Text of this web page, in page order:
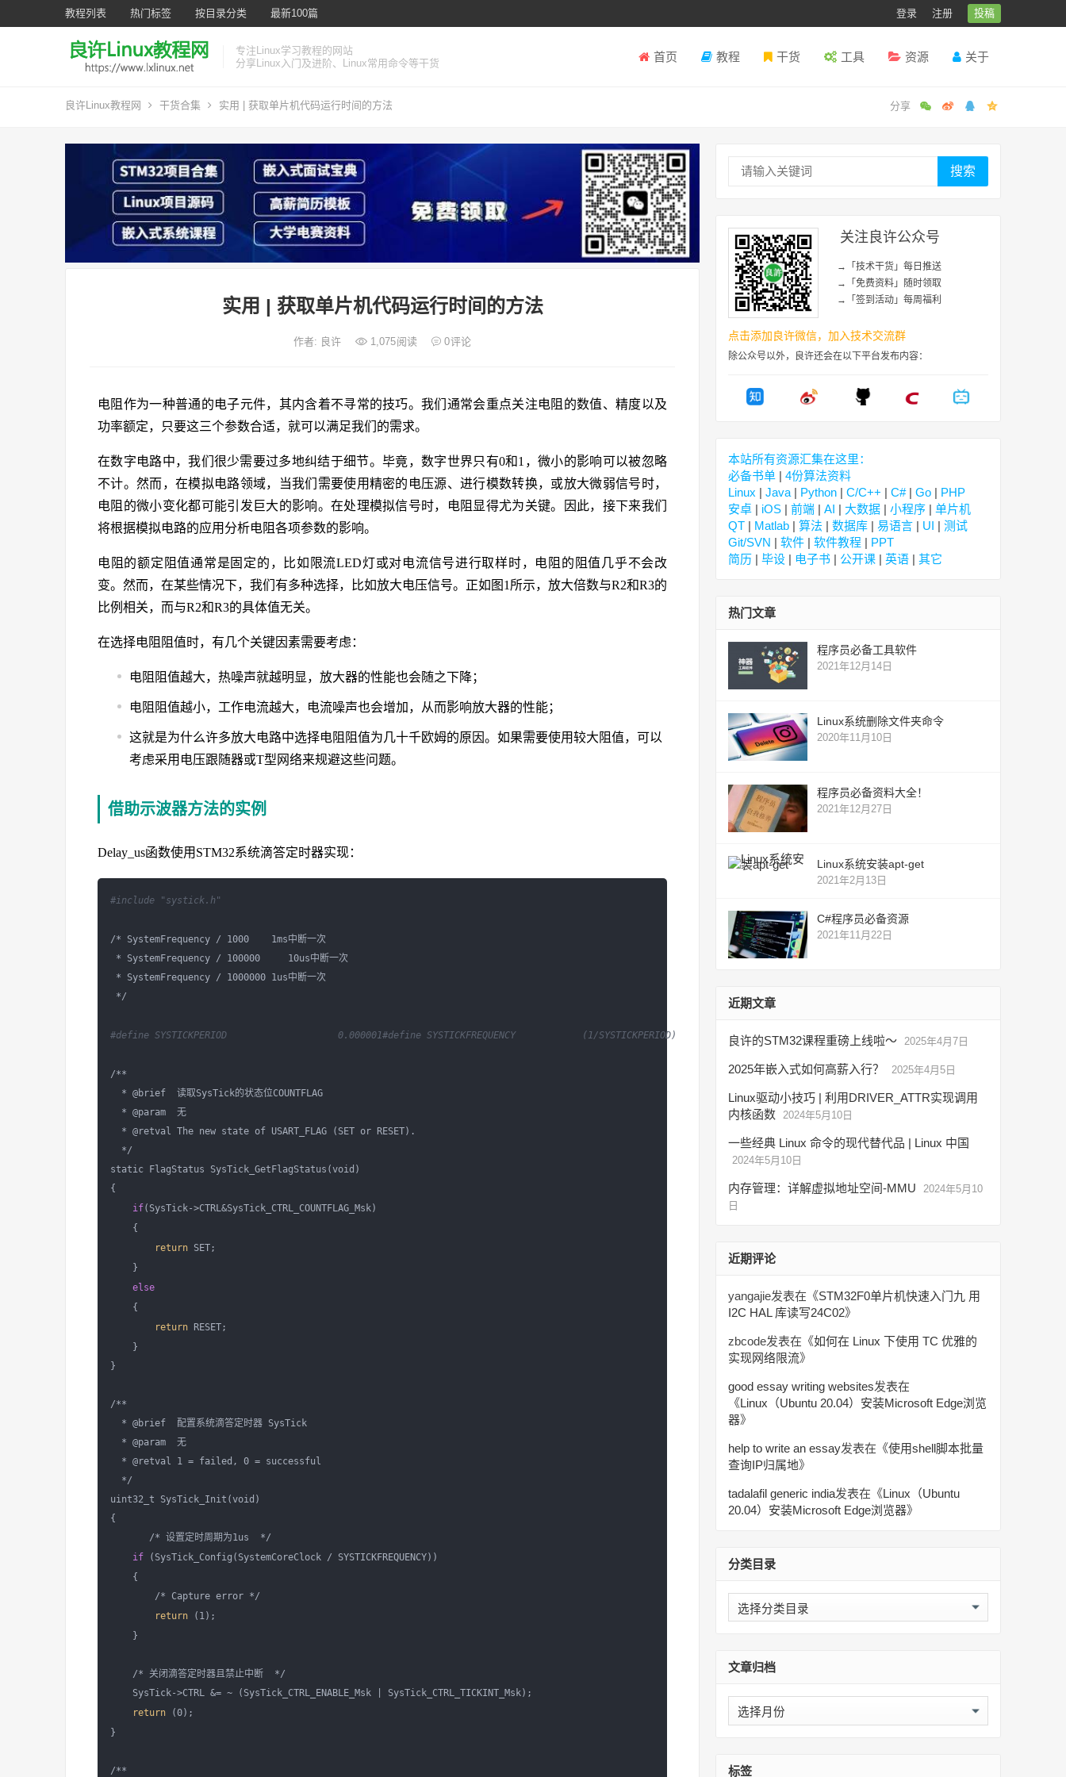
教程列表 热门标签 按目录分类 最新100篇 登录 注册 投稿
专注Linux学习教程的网站
分享Linux入门及进阶、Linux常用命令等干货
首页 教程 干货 工具 资源 关于
良许Linux教程网 干货合集 实用 | 获取单片机代码运行时间的方法
实用 | 获取单片机代码运行时间的方法
作者: 良许 1,075阅读 0评论
电阻作为一种普通的电子元件，其内含着不寻常的技巧。我们通常会重点关注电阻的数值、精度以及
功率额定，只要这三个参数合适，就可以满足我们的需求。
在数字电路中，我们很少需要过多地纠结于细节。毕竟，数字世界只有0和1，微小的影响可以被忽略
不计。然而，在模拟电路领域，当我们需要使用精密的电压源、进行模数转换，或放大微弱信号时，
电阻的微小变化都可能引发巨大的影响。在处理模拟信号时，电阻显得尤为关键。因此，接下来我们
将根据模拟电路的应用分析电阻各项参数的影响。
电阻的额定阻值通常是固定的，比如限流LED灯或对电流信号进行取样时，电阻的阻值几乎不会改
变。然而，在某些情况下，我们有多种选择，比如放大电压信号。正如图1所示，放大倍数与R2和R3的
比例相关，而与R2和R3的具体值无关。
在选择电阻阻值时，有几个关键因素需要考虑：
电阻阻值越大，热噪声就越明显，放大器的性能也会随之下降；
电阻阻值越小，工作电流越大，电流噪声也会增加，从而影响放大器的性能；
这就是为什么许多放大电路中选择电阻阻值为几十千欧姆的原因。如果需要使用较大阻值，可以
考虑采用电压跟随器或T型网络来规避这些问题。
借助示波器方法的实例
Delay_us函数使用STM32系统滴答定时器实现：
#include "systick.h"
/* SystemFrequency / 1000    1ms中断一次
* SystemFrequency / 100000     10us中断一次
* SystemFrequency / 1000000 1us中断一次
*/
#define SYSTICKPERIOD                    0.000001#define SYSTICKFREQUENCY            (1/SYSTICKPERIOD)
/**
* @brief  读取SysTick的状态位COUNTFLAG
* @param  无
* @retval The new state of USART_FLAG (SET or RESET).
*/
static FlagStatus SysTick_GetFlagStatus(void)
{
if(SysTick->CTRL&SysTick_CTRL_COUNTFLAG_Msk)
{
return SET;
}
else
{
return RESET;
}
}
/**
* @brief  配置系统滴答定时器 SysTick
* @param  无
* @retval 1 = failed, 0 = successful
*/
uint32_t SysTick_Init(void)
{
/* 设置定时周期为1us  */
if (SysTick_Config(SystemCoreClock / SYSTICKFREQUENCY))
{
/* Capture error */
return (1);
}
/* 关闭滴答定时器且禁止中断  */
SysTick->CTRL &= ~ (SysTick_CTRL_ENABLE_Msk | SysTick_CTRL_TICKINT_Msk);
return (0);
}
/**
搜索
关注良许公众号
→「技术干货」每日推送
→「免费资料」随时领取
→「签到活动」每周福利
点击添加良许微信，加入技术交流群
除公众号以外，良许还会在以下平台发布内容：
本站所有资源汇集在这里：
必备书单 | 4份算法资料
Linux | Java | Python | C/C++ | C#| Go | PHP
安卓 | iOS | 前端 | AI | 大数据 | 小程序 | 单片机
QT | Matlab | 算法 | 数据库 | 易语言 | UI | 测试
Git/SVN | 软件 | 软件教程 | PPT
简历 | 毕设 | 电子书 | 公开课 | 英语 | 其它
热门文章
程序员必备工具软件
2021年12月14日
Linux系统删除文件夹命令
2020年11月10日
程序员必备资料大全！
2021年12月27日
Linux系统安装apt-get
2021年2月13日
C#程序员必备资源
2021年11月22日
近期文章
良许的STM32课程重磅上线啦～ 2025年4月7日
2025年嵌入式如何高薪入行？ 2025年4月5日
Linux驱动小技巧 | 利用DRIVER_ATTR实现调用
内核函数 2024年5月10日
一些经典 Linux 命令的现代替代品 | Linux 中国
2024年5月10日
内存管理：详解虚拟地址空间-MMU
2024年5月10
日
近期评论
yangajie发表在《STM32F0单片机快速入门九 用
I2C HAL 库读写24C02》
zbcode发表在《如何在 Linux 下使用 TC 优雅的
实现网络限流》
good essay writing websites发表在
《Linux（Ubuntu 20.04）安装Microsoft Edge浏览
器》
help to write an essay发表在《使用shell脚本批量
查询IP归属地》
tadalafil generic india发表在《Linux（Ubuntu
20.04）安装Microsoft Edge浏览器》
分类目录
分
类
文章归档
文
章
标签